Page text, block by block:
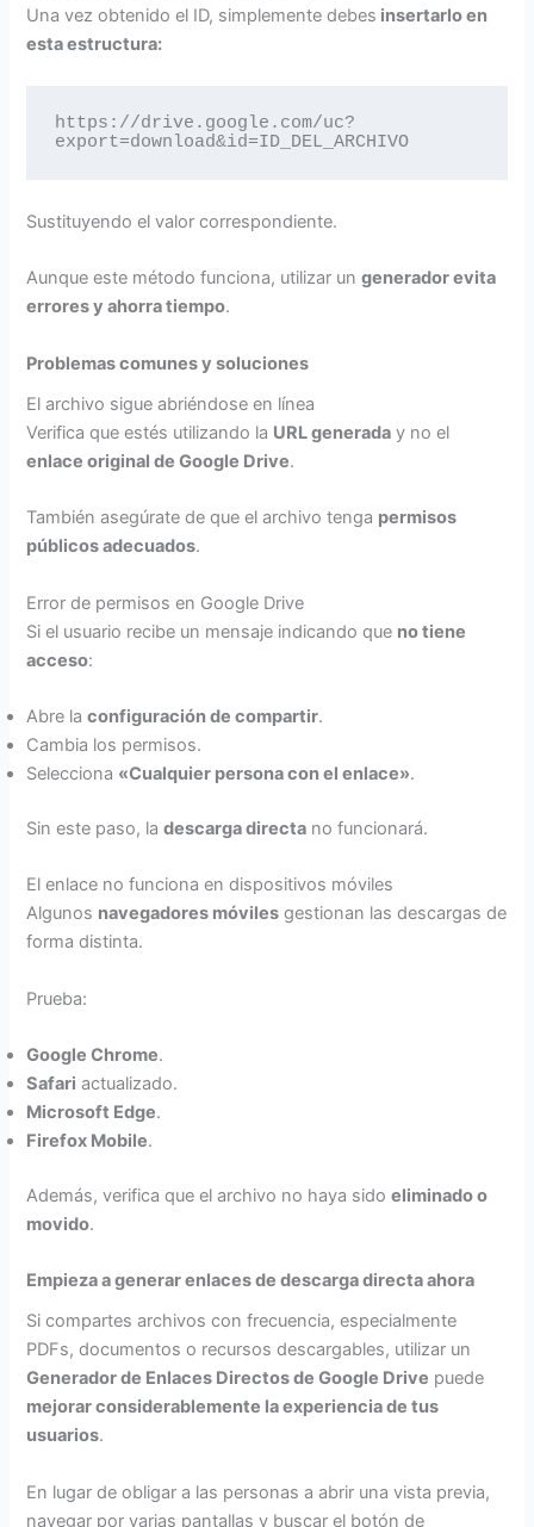
Una vez obtenido el ID, simplemente debes insertarlo en
esta estructura:
https://drive.google.com/uc?
export=download&id=ID_DEL_ARCHIVO
Sustituyendo el valor correspondiente.
Aunque este método funciona, utilizar ungenerador evita
errores y ahorra tiempo.
Problemas comunes y soluciones
El archivo sigue abriéndose en línea
Verifica que estés utilizando la URL generada y no el
enlace original de Google Drive.
También asegúrate de que el archivo tenga permisos
públicos adecuados.
Error de permisos en Google Drive
Si el usuario recibe un mensaje indicando que no tiene
acceso:
Abre laconfiguración de compartir.
Cambia los permisos.
Selecciona «Cualquier persona con el enlace».
Sin este paso, ladescarga directa no funcionará.
El enlace no funciona en dispositivos móviles
Algunos navegadores móviles gestionan las descargas de
forma distinta.
Prueba:
Google Chrome.
Safari actualizado.
Microsoft Edge.
Firefox Mobile.
Además, verifica que el archivo no haya sidoeliminado o
movido.
Empieza a generar enlaces de descarga directa ahora
Si compartes archivos con frecuencia, especialmente
PDFs, documentos o recursos descargables, utilizar un
Generador de Enlaces Directos de Google Drive puede
mejorar considerablemente la experiencia de tus
usuarios.
En lugar de obligar a las personas a abrir una vista previa,
navegar por varias pantallas y buscar el botón de